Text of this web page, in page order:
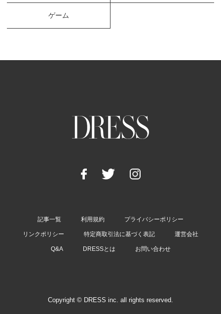
ゲーム
記事一覧 利用規約 プライバシーポリシー
リンクポリシー 特定商取引法に基づく表記 運営会社
Q&A DRESSとは お問い合わせ
Copyright © DRESS inc. all rights reserved.